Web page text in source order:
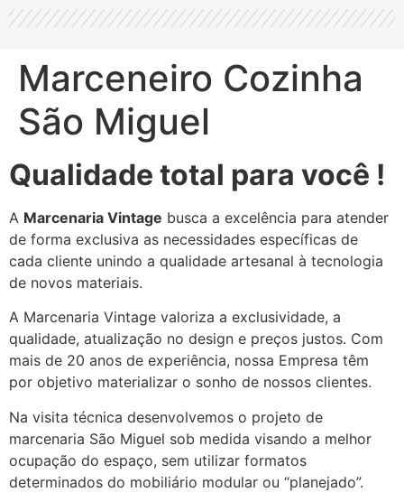
Marceneiro Cozinha
São Miguel
Qualidade total para você !
A Marcenaria Vintage busca a excelência para atender
de forma exclusiva as necessidades específicas de
cada cliente unindo a qualidade artesanal à tecnologia
de novos materiais.
A Marcenaria Vintage valoriza a exclusividade, a
qualidade, atualização no design e preços justos. Com
mais de 20 anos de experiência, nossa Empresa têm
por objetivo materializar o sonho de nossos clientes.
Na visita técnica desenvolvemos o projeto de
marcenaria São Miguel sob medida visando a melhor
ocupação do espaço, sem utilizar formatos
determinados do mobiliário modular ou “planejado”.